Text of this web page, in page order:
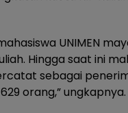
UNIMEN
Hingga saat ini
sebagai
orang,” ungkapnya.